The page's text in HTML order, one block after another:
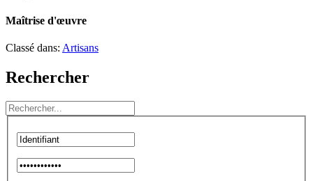
Maîtrise d'œuvre
Classé dans: Artisans
Rechercher